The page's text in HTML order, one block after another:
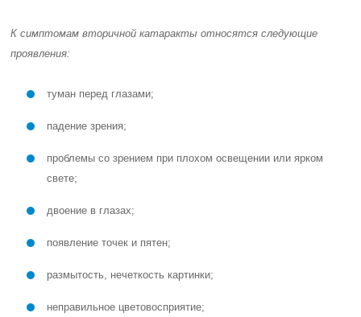
К симптомам вторичной катаракты относятся следующие
проявления:
туман перед глазами;
падение зрения;
проблемы со зрением при плохом освещении или ярком
свете;
двоение в глазах;
появление точек и пятен;
размытость, нечеткость картинки;
неправильное цветовосприятие;